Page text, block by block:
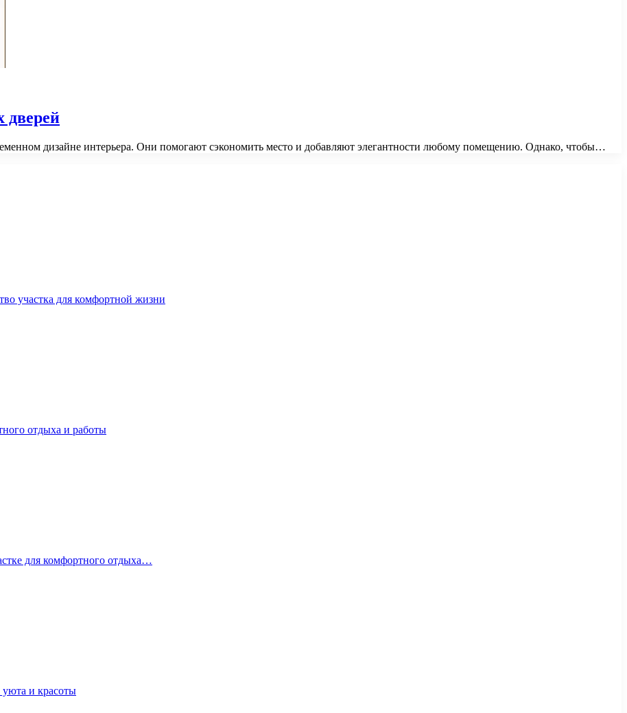
дверей
дизайне интерьера. Они помогают сэкономить место и добавляют элегантности любому помещению. Однако, чтобы…
участка для комфортной жизни
отдыха и работы
для комфортного отдыха…
уюта и красоты